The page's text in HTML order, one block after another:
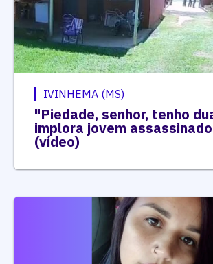
IVINHEMA (MS)
"Piedade, senhor, tenho
implora jovem
(vídeo)